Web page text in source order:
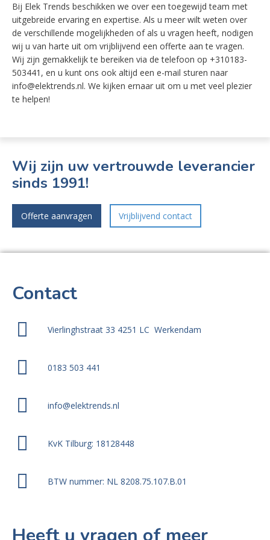
Bij Elek Trends beschikken we over een toegewijd team met
uitgebreide ervaring en expertise. Als u meer wilt weten over
de verschillende mogelijkheden of als u vragen heeft, nodigen
wij u van harte uit om vrijblijvend een offerte aan te vragen.
Wij zijn gemakkelijk te bereiken via de telefoon op +310183-
503441, en u kunt ons ook altijd een e-mail sturen naar
info@elektrends.nl. We kijken ernaar uit om u met veel plezier
te helpen!
Wij zijn uw vertrouwde leverancier
sinds 1991!
Offerte aanvragen Vrijblijvend contact
Contact
Vierlinghstraat 33 4251 LC Werkendam
0183 503 441
info@elektrends.nl
KvK Tilburg: 18128448
BTW nummer: NL 8208.75.107.B.01